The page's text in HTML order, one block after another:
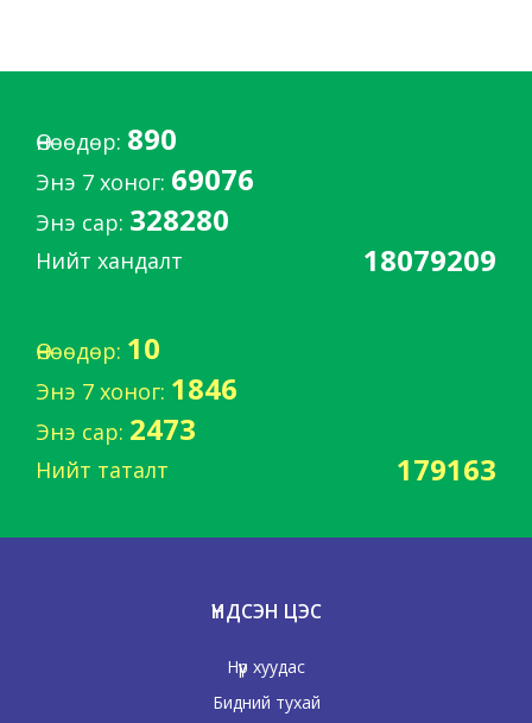
Өнөөдөр: 890
Энэ 7 хоног: 69076
Энэ сар: 328280
Нийт хандалт 18079209
Өнөөдөр: 10
Энэ 7 хоног: 1846
Энэ сар: 2473
Нийт таталт 179163
ҮНДСЭН ЦЭС
Нүүр хуудас
Бидний тухай